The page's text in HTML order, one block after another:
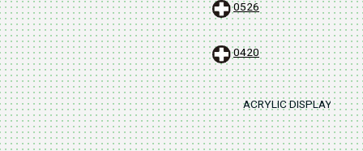
0526
0420
ACRYLIC DISPLAY